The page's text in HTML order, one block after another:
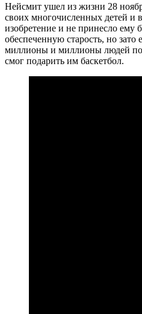
Нейсмит ушел из жизни 28
своих многочисленных детей и
изобретение и не принесло ему
обеспеченную старость, но
миллионы и миллионы людей по
смог подарить им баскетбол.